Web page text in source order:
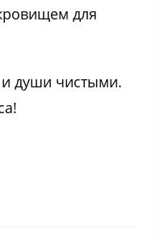
для
души чистыми.